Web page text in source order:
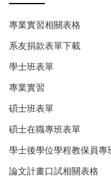
專業實習相關表格
系友捐款表單下載
學士班表單
專業實習
碩士班表單
碩士在職專班表單
學士後學位學程教保員專
論文計畫口試相關表格